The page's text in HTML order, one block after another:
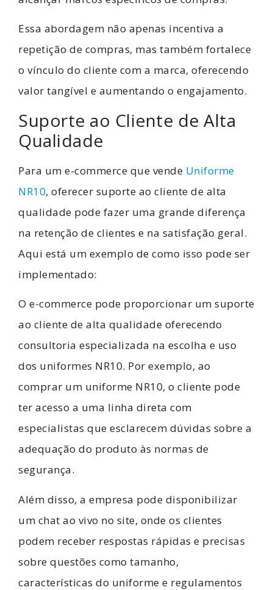
Essa abordagem não apenas incentiva a
repetição de compras, mas também fortalece
o vínculo do cliente com a marca, oferecendo
valor tangível e aumentando o engajamento.
Suporte ao Cliente de Alta
Qualidade
Para um e-commerce que vende Uniforme
NR10, oferecer suporte ao cliente de alta
qualidade pode fazer uma grande diferença
na retenção de clientes e na satisfação geral.
Aqui está um exemplo de como isso pode ser
implementado:
O e-commerce pode proporcionar um suporte
ao cliente de alta qualidade oferecendo
consultoria especializada na escolha e uso
dos uniformes NR10. Por exemplo, ao
comprar um uniforme NR10, o cliente pode
ter acesso a uma linha direta com
especialistas que esclarecem dúvidas sobre a
adequação do produto às normas de
segurança.
Além disso, a empresa pode disponibilizar
um chat ao vivo no site, onde os clientes
podem receber respostas rápidas e precisas
sobre questões como tamanho,
características do uniforme e regulamentos